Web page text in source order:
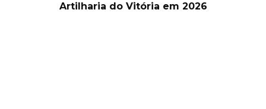
Artilharia do Vitória em 2026